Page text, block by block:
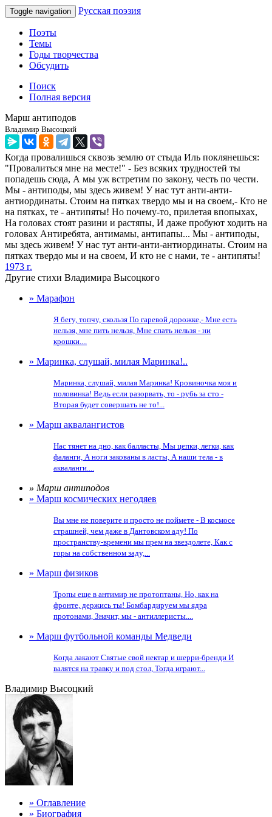
Toggle navigation Русская поэзия
Поэты
Темы
Годы творчества
Обсудить
Поиск
Полная версия
Марш антиподов
Владимир Высоцкий
Когда провалишься сквозь землю от стыда Иль поклянешься:
"Провалиться мне на месте!" - Без всяких трудностей ты
попадешь сюда, А мы уж встретим по закону, честь по чести.
Мы - антиподы, мы здесь живем! У нас тут анти-анти-
антиординаты. Стоим на пятках твердо мы и на своем,- Кто не
на пятках, те - антипяты! Но почему-то, прилетая впопыхах,
На головах стоят разини и растяпы, И даже пробуют ходить на
головах Антиребята, антимамы, антипапы... Мы - антиподы,
мы здесь живем! У нас тут анти-анти-антиординаты. Стоим на
пятках твердо мы и на своем, И кто не с нами, те - антипяты!
1973 г.
Другие стихи Владимира Высоцкого
» Марафон
Я бегу, топчу, скользя По гаревой дорожке,- Мне есть
нельзя, мне пить нельзя, Мне спать нельзя - ни
крошки....
» Маринка, слушай, милая Маринка!..
Маринка, слушай, милая Маринка! Кровиночка моя и
половинка! Ведь если разорвать, то - рубь за сто -
Вторая будет совершать не то!...
» Марш аквалангистов
Нас тянет на дно, как балласты, Мы цепки, легки, как
фаланги, А ноги закованы в ласты, А наши тела - в
акваланги....
» Марш антиподов
» Марш космических негодяев
Вы мне не поверите и просто не поймете - В космосе
страшней, чем даже в Дантовском аду! По
пространству-времени мы прем на звездолете, Как с
горы на собственном заду,...
» Марш физиков
Тропы еще в антимир не протоптаны, Но, как на
фронте, держись ты! Бомбардируем мы ядра
протонами, Значит, мы - антиллеристы....
» Марш футбольной команды Медведи
Когда лакают Святые свой нектар и шерри-бренди И
валятся на травку и под стол, Тогда играют...
Владимир Высоцкий
» Оглавление
» Биография